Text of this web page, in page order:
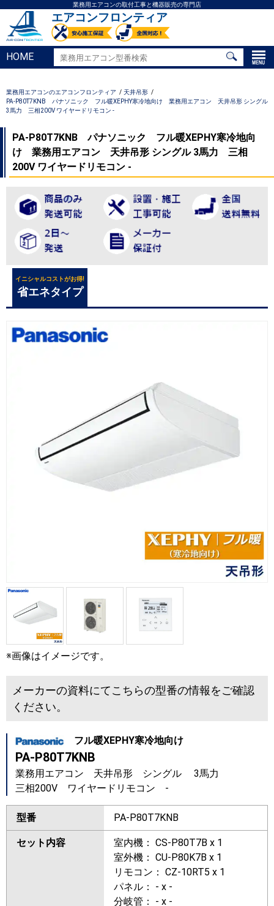
業務用エアコンの取付工事と機器販売の専門店
エアコンフロンティア
HOME
業務用エアコンのエアコンフロンティア
天井吊形
PA-P80T7KNB パナソニック フル暖XEPHY寒冷地向け 業務用エアコン 天井吊形 シングル
3馬力 三相200V ワイヤードリモコン -
PA-P80T7KNB パナソニック フル暖XEPHY寒冷地向
け 業務用エアコン 天井吊形 シングル 3馬力 三相
200V ワイヤードリモコン -
イニシャルコストがお得!
省エネタイプ
※画像はイメージです。
メーカーの資料にてこちらの型番の情報をご確認
ください。
フル暖XEPHY寒冷地向け
PA-P80T7KNB
業務用エアコン 天井吊形 シングル 3馬力
三相200V ワイヤードリモコン -
型番 PA-P80T7KNB
セット内容
室内機： CS-P80T7B x 1
室外機： CU-P80K7B x 1
リモコン： CZ-10RT5 x 1
パネル： - x -
分岐管： - x -